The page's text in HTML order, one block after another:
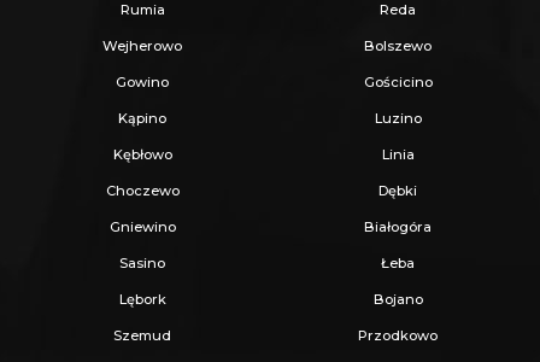
Rumia Reda
Wejherowo Bolszewo
Gowino Gościcino
Kąpino Luzino
Kębłowo Linia
Choczewo Dębki
Gniewino Białogóra
Sasino Łeba
Lębork Bojano
Szemud Przodkowo